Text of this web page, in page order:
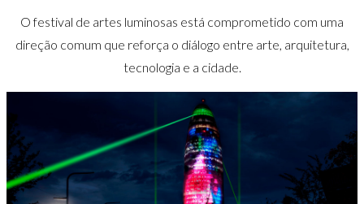
O festival de artes luminosas está comprometido com uma
direção comum que reforça o diálogo entre arte, arquitetura,
tecnologia e a cidade.